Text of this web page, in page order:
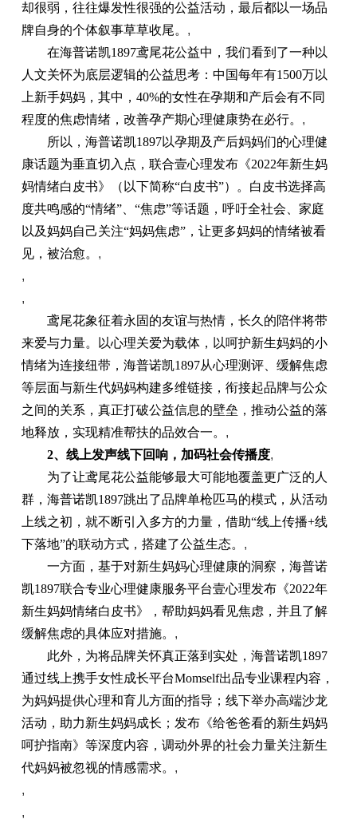
却很弱，往往爆发性很强的公益活动，最后都以一场品
牌自身的个体叙事草草收尾。 ,
在海普诺凯1897鸢尾花公益中，我们看到了一种以
人文关怀为底层逻辑的公益思考：中国每年有1500万以
上新手妈妈，其中，40%的女性在孕期和产后会有不同
程度的焦虑情绪，改善孕产期心理健康势在必行。 ,
所以，海普诺凯1897以孕期及产后妈妈们的心理健
康话题为垂直切入点，联合壹心理发布《2022年新生妈
妈情绪白皮书》（以下简称“白皮书”）。白皮书选择高
度共鸣感的“情绪”、“焦虑”等话题，呼吁全社会、家庭
以及妈妈自己关注“妈妈焦虑”，让更多妈妈的情绪被看
见，被治愈。 ,
,
,
鸢尾花象征着永固的友谊与热情，长久的陪伴将带
来爱与力量。以心理关爱为载体，以呵护新生妈妈的小
情绪为连接纽带，海普诺凯1897从心理测评、缓解焦虑
等层面与新生代妈妈构建多维链接，衔接起品牌与公众
之间的关系，真正打破公益信息的壁垒，推动公益的落
地释放，实现精准帮扶的品效合一。 ,
2、线上发声线下回响，加码社会传播度,
为了让鸢尾花公益能够最大可能地覆盖更广泛的人
群，海普诺凯1897跳出了品牌单枪匹马的模式，从活动
上线之初，就不断引入多方的力量，借助“线上传播+线
下落地”的联动方式，搭建了公益生态。 ,
一方面，基于对新生妈妈心理健康的洞察，海普诺
凯1897联合专业心理健康服务平台壹心理发布《2022年
新生妈妈情绪白皮书》，帮助妈妈看见焦虑，并且了解
缓解焦虑的具体应对措施。 ,
此外，为将品牌关怀真正落到实处，海普诺凯1897
通过线上携手女性成长平台Momself出品专业课程内容，
为妈妈提供心理和育儿方面的指导；线下举办高端沙龙
活动，助力新生妈妈成长；发布《给爸爸看的新生妈妈
呵护指南》等深度内容，调动外界的社会力量关注新生
代妈妈被忽视的情感需求。 ,
,
,